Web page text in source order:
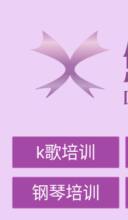
k歌培训
钢琴培训